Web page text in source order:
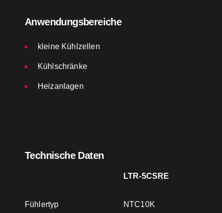
Anwendungsbereiche
kleine Kühlzellen
Kühlschränke
Heizanlagen
Technische Daten
LTR-5CSRE
Fühlertyp NTC10K